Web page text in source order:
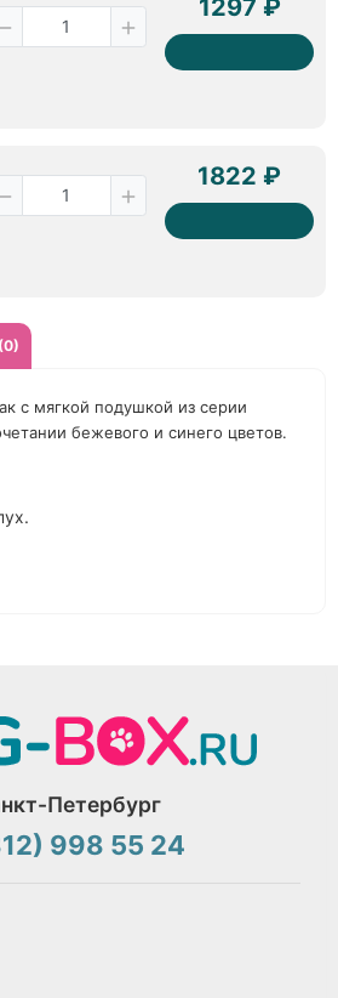
1297 ₽
1822 ₽
с мягкой подушкой из серии
бежевого и синего цветов.
Петербург
998 55 24